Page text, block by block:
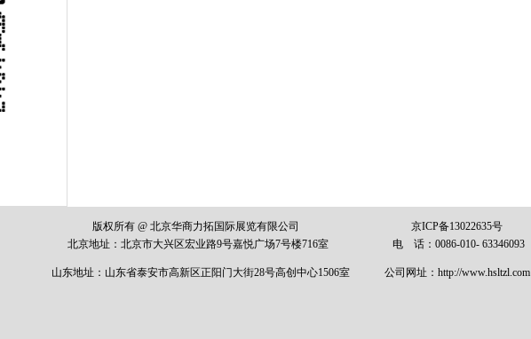
版权所有 @ 北京华商力拓国际展览有限公司
京ICP备13022635号
北京地址： 北京市大兴区宏业路9号嘉悦广场7号楼716室电 话：0086-010- 63346093
山东地址：山东省泰安市高新区正阳门大街28号高创中心1506室 公司网址： http://www.hsltzl.com